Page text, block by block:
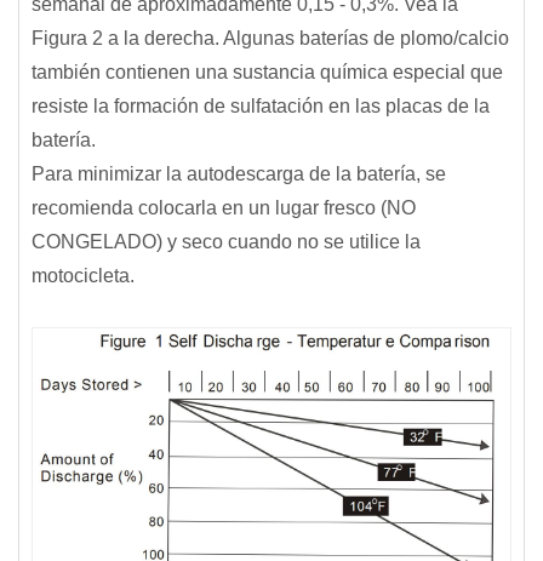
Figura 2 a la derecha. Algunas baterías de plomo/calcio
también contienen una sustancia química especial que
resiste la formación de sulfatación en las placas de la
batería.
Para minimizar la autodescarga de la batería, se
recomienda colocarla en un lugar fresco (NO
CONGELADO) y seco cuando no se utilice la
motocicleta.